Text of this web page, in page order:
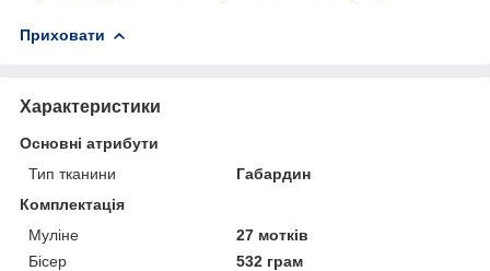
Приховати
Характеристики
Основні атрибути
Тип тканини
Габардин
Комплектація
Муліне
27 мотків
Бісер
532 грам